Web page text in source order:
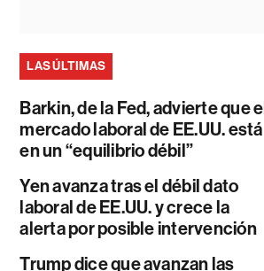
LAS ÚLTIMAS
Barkin, de la Fed, advierte que el
mercado laboral de EE.UU. está
en un “equilibrio débil”
Yen avanza tras el débil dato
laboral de EE.UU. y crece la
alerta por posible intervención
Trump dice que avanzan las